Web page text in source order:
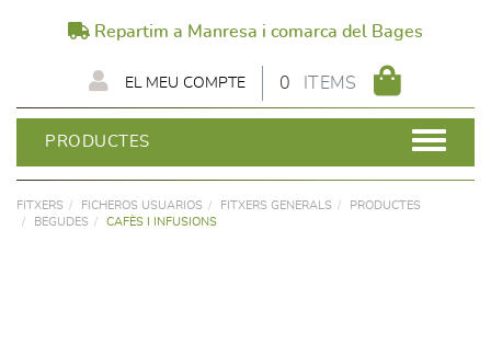
Repartim a Manresa i comarca del Bages
0 ITEMS
EL MEU COMPTE
PRODUCTES
FITXERS FICHEROS USUARIOS FITXERS GENERALS
PRODUCTES
BEGUDES
CAFÈS I INFUSIONS